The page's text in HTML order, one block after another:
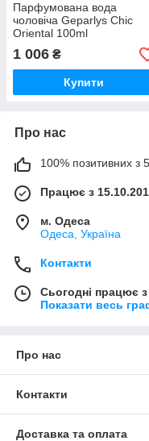
Парфумована вода
чоловіча Geparlys Chic
Oriental 100ml
1 006 ₴
Купити
Про нас
100% позитивних з
Працює з
м. Одеса
Одеса, Україна
Контакти
Сьогодні працює
Показати весь
Про нас
Контакти
Доставка та оплата